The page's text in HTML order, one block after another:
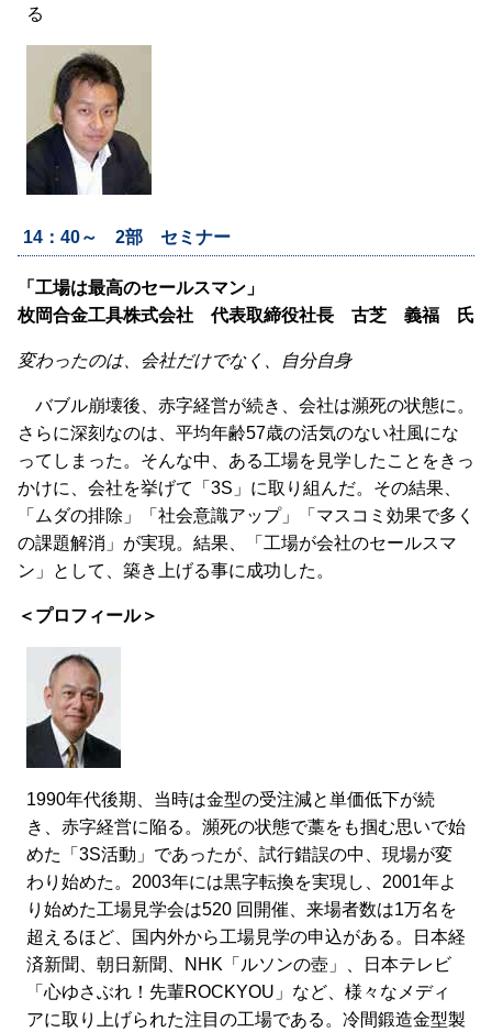
る
14：40～ 2部 セミナー
「工場は最高のセールスマン」
枚岡合金工具株式会社 代表取締役社長 古芝 義福 氏
変わったのは、会社だけでなく、自分自身
バブル崩壊後、赤字経営が続き、会社は瀕死の状態に。
さらに深刻なのは、平均年齢57歳の活気のない社風にな
ってしまった。そんな中、ある工場を見学したことをきっ
かけに、会社を挙げて「3S」に取り組んだ。その結果、
「ムダの排除」「社会意識アップ」「マスコミ効果で多く
の課題解消」が実現。結果、「工場が会社のセールスマ
ン」として、築き上げる事に成功した。
＜プロフィール＞
1990年代後期、当時は金型の受注減と単価低下が続
き、赤字経営に陥る。瀕死の状態で藁をも掴む思いで始
めた「3S活動」であったが、試行錯誤の中、現場が変
わり始めた。2003年には黒字転換を実現し、2001年よ
り始めた工場見学会は520 回開催、来場者数は1万名を
超えるほど、国内外から工場見学の申込がある。日本経
済新聞、朝日新聞、NHK「ルソンの壺」、日本テレビ
「心ゆさぶれ！先輩ROCKYOU」など、様々なメディ
アに取り上げられた注目の工場である。冷間鍛造金型製